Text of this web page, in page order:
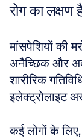
रोग का लक्षण
मांसपेशियों की
अनैच्छिक और
शारीरिक
इलेक्ट्रोलाइट
कई लोगों के